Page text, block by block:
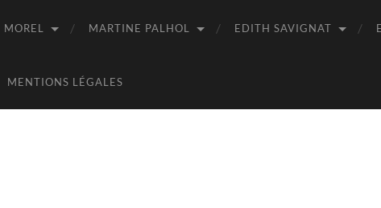
MARTINE PALHOL EDITH SAVIGNAT
MENTIONS LÉGALES